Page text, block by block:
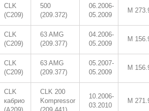
CLK
(C209)
500
(209.372)
06.2006-
05.2009
M
CLK
(C209)
63 AMG
(209.377)
04.2006-
05.2009
M
CLK
(C209)
63 AMG
(209.377)
05.2007-
05.2009
M
CLK
кабрио
CLK 200
Kompressor
10.2006-
03.2010
M